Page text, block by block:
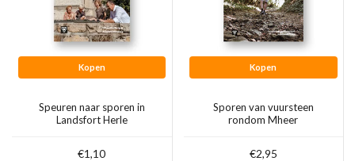
Kopen
Speuren naar sporen in
Landsfort Herle
€1,10
Kopen
Sporen van vuursteen
rondom Mheer
€2,95